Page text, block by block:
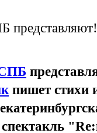
пишет стихи